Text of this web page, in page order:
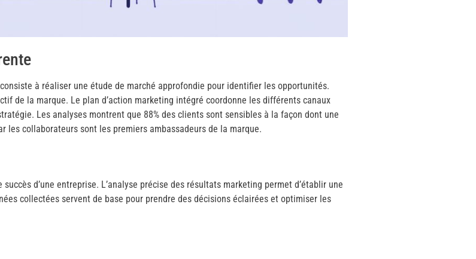
à réaliser une étude de marché approfondie pour identifier les opportunités.
de la marque. Le plan d’action marketing intégré coordonne les différents canaux
Les analyses montrent que 88% des clients sont sensibles à la façon dont une
collaborateurs sont les premiers ambassadeurs de la marque.
d’une entreprise. L’analyse précise des résultats marketing permet d’établir une
collectées servent de base pour prendre des décisions éclairées et optimiser les